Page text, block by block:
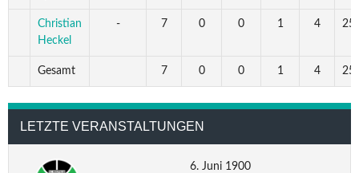
Christian
Heckel
- 7 0 0 1 4
Gesamt 7 0 0 1 4
LETZTE VERANSTALTUNGEN
6. Juni 1900